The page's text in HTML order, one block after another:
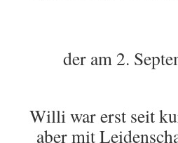
der am 2.
Willi war erst seit
aber mit